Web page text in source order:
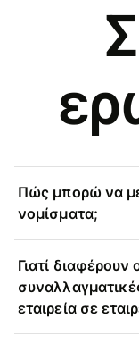
Πώς μπορώ να
νομίσματα;
Γιατί διαφέρουν
εταιρεία σε